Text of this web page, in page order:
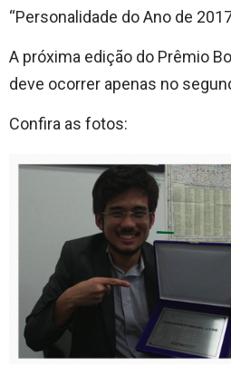
“Personalidade do Ano de
A próxima edição do Prêmio
deve ocorrer apenas no
Confira as fotos: